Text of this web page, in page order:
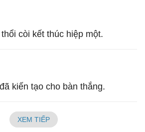
còi kết thúc hiệp một.
kiến tạo cho bàn thắng.
XEM TIẾP